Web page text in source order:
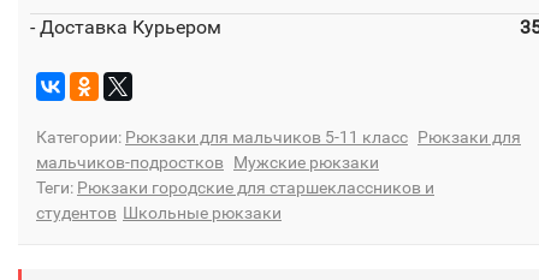
- Доставка Курьером
Категории: Рюкзаки для мальчиков 5-11 класс Рюкзаки для
мальчиков-подростков
Мужские рюкзаки
Теги: Рюкзаки городские для старшеклассников и
студентов Школьные рюкзаки